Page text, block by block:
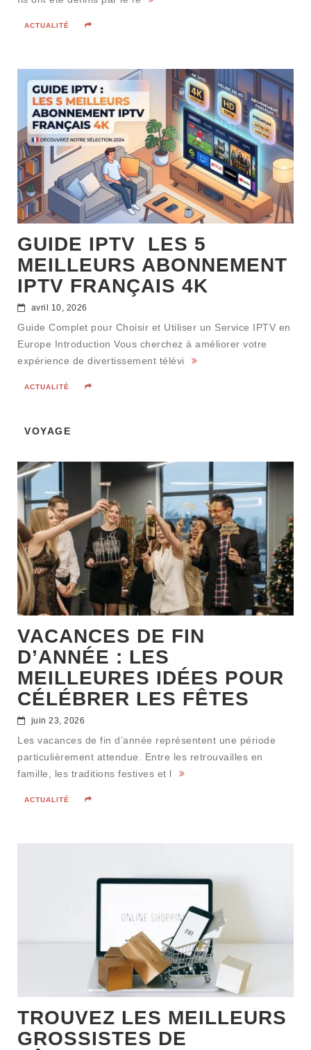
ACTUALITÉ
GUIDE IPTV LES 5
MEILLEURS ABONNEMENT
IPTV FRANÇAIS 4K
avril 10, 2026
Guide Complet pour Choisir et Utiliser un Service IPTV en
Europe Introduction Vous cherchez à améliorer votre
expérience de divertissement télévi
ACTUALITÉ
VOYAGE
VACANCES DE FIN
D’ANNÉE : LES
MEILLEURES IDÉES POUR
CÉLÉBRER LES FÊTES
juin 23, 2026
Les vacances de fin d’année représentent une période
particulièrement attendue. Entre les retrouvailles en
famille, les traditions festives et l
ACTUALITÉ
TROUVEZ LES MEILLEURS
GROSSISTES DE